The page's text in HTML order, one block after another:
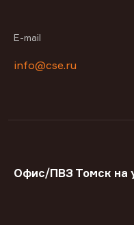
E-mail
info@cse.ru
Офис/ПВЗ Томск на